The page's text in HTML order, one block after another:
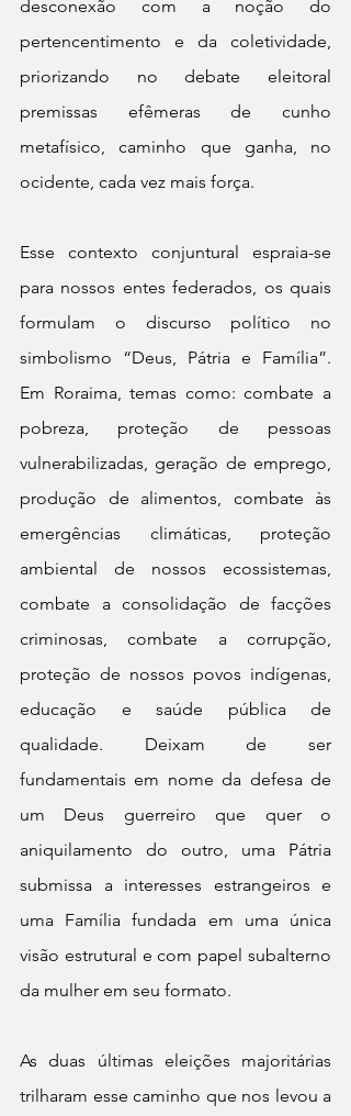
desconexão com a noção do
pertencentimento e da coletividade,
priorizando no debate eleitoral
premissas efêmeras de cunho
metafísico, caminho que ganha, no
ocidente, cada vez mais força.
Esse contexto conjuntural espraia-se
para nossos entes federados, os quais
formulam o discurso político no
simbolismo “Deus, Pátria e Família”.
Em Roraima, temas como: combate a
pobreza, proteção de pessoas
vulnerabilizadas, geração de emprego,
produção de alimentos, combate às
emergências climáticas, proteção
ambiental de nossos ecossistemas,
combate a consolidação de facções
criminosas, combate a corrupção,
proteção de nossos povos indígenas,
educação e saúde pública de
qualidade. Deixam de ser
fundamentais em nome da defesa de
um Deus guerreiro que quer o
aniquilamento do outro, uma Pátria
submissa a interesses estrangeiros e
uma Família fundada em uma única
visão estrutural e com papel subalterno
da mulher em seu formato.
As duas últimas eleições majoritárias
trilharam esse caminho que nos levou a